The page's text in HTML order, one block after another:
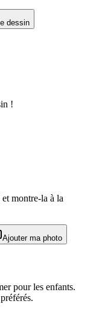
dessin
!
montre-la à la
Ajouter ma photo
pour les enfants.